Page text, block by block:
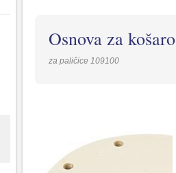
Osnova za
za paličice 109100